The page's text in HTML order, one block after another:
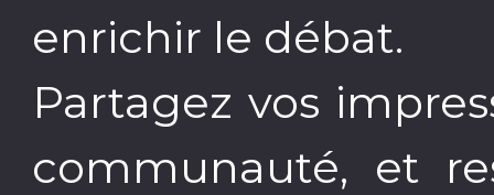
enrichir le débat.
Partagez vos
communauté, et